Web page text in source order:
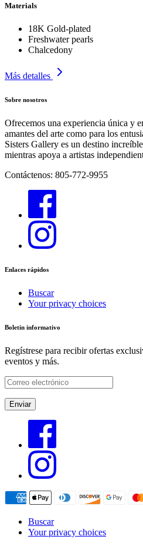
Materials
18K Gold-plated
Freshwater pearls
Chalcedony
Más detalles
Sobre nosotros
Ofrecemos una experiencia única y
amantes del arte como para los
Sisters Gallery es un destino
mientras apoya a artistas
Contáctenos: 805-772-9955
Enlaces rápidos
Buscar
Your privacy choices
Boletin informativo
Regístrese para recibir ofertas
eventos y más.
Enviar
Buscar
Your privacy choices